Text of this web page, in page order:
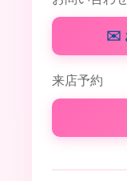
✉️
来店予約